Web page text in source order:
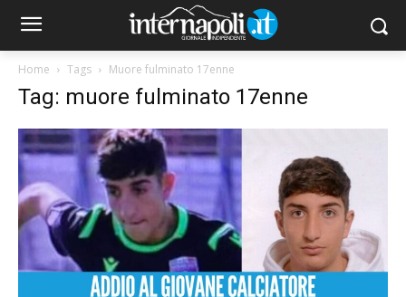
Home Tags Muore fulminato 17enne
Tag: muore fulminato 17enne